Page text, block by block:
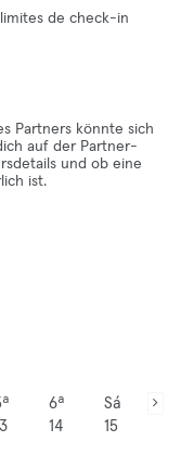
de check-in
Partners könnte sich
auf der Partner-
und ob eine
ist.
6ª
14
Sá
15